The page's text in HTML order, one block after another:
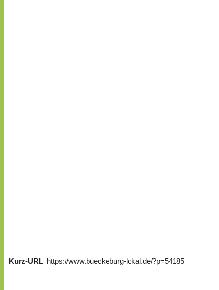
Kurz-URL: https://www.bueckeburg-lokal.de/?p=54185